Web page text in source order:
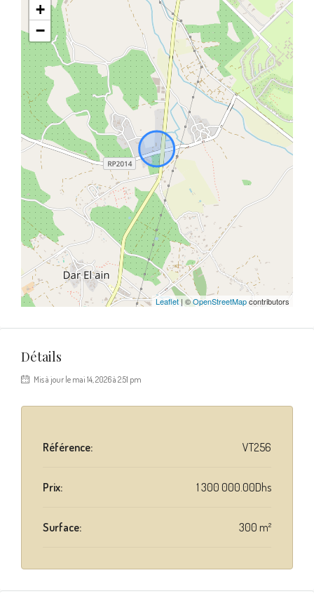
+
−
Leaflet| ©OpenStreetMapcontributors
Détails
Mis à jour le mai 14, 2026 à 2:51 pm
Référence: VT256
Prix: 1 300 000.00Dhs
Surface: 300 m²